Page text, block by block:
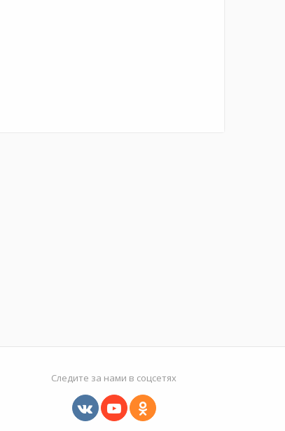
Следите за нами в соцсетях